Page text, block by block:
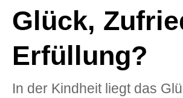
Glück,
Erfüllung?
In der Kindheit liegt das